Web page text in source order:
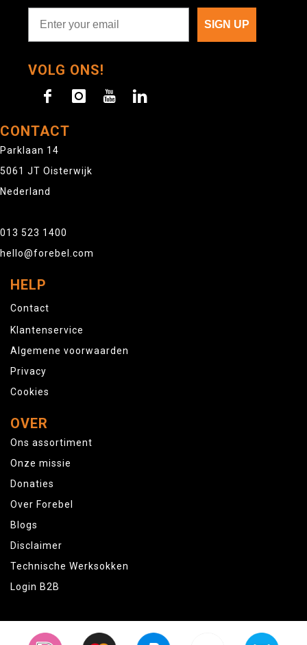
SIGN UP
VOLG ONS!
CONTACT
Parklaan 14
5061 JT Oisterwijk
Nederland
013 523 1400
hello@forebel.com
HELP
Contact
Klantenservice
Algemene voorwaarden
Privacy
Cookies
OVER
Ons assortiment
Onze missie
Donaties
Over Forebel
Blogs
Disclaimer
Technische Werksokken
Login B2B